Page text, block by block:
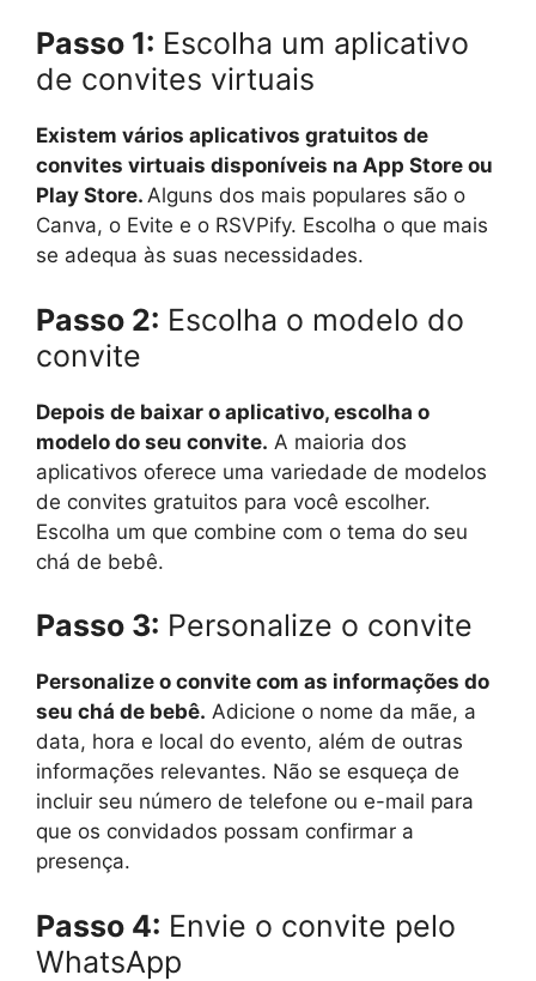
Passo 1: Escolha um aplicativo
de convites virtuais
Existem vários aplicativos gratuitos de
convites virtuais disponíveis na App Store ou
Play Store. Alguns dos mais populares são o
Canva, o Evite e o RSVPify. Escolha o que mais
se adequa às suas necessidades.
Passo 2: Escolha o modelo do
convite
Depois de baixar o aplicativo, escolha o
modelo do seu convite. A maioria dos
aplicativos oferece uma variedade de modelos
de convites gratuitos para você escolher.
Escolha um que combine com o tema do seu
chá de bebê.
Passo 3: Personalize o convite
Personalize o convite com as informações do
seu chá de bebê. Adicione o nome da mãe, a
data, hora e local do evento, além de outras
informações relevantes. Não se esqueça de
incluir seu número de telefone ou e-mail para
que os convidados possam confirmar a
presença.
Passo 4: Envie o convite pelo
WhatsApp